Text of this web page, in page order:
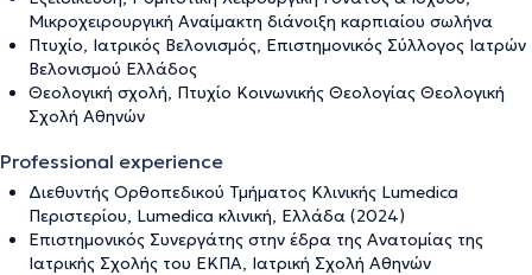
Μικροχειρουργική Αναίμακτη διάνοιξη καρπιαίου σωλήνα
Πτυχίο, Ιατρικός Βελονισμός, Επιστημονικός Σύλλογος Ιατρών
Βελονισμού Ελλάδος
Θεολογική σχολή, Πτυχίο Κοινωνικής Θεολογίας Θεολογική
Σχολή Αθηνών
Professional experience
Διεθυντής Ορθοπεδικού Τμήματος Κλινικής Lumedica
Περιστερίου, Lumedica κλινική, Ελλάδα (2024)
Επιστημονικός Συνεργάτης στην έδρα της Ανατομίας της
Ιατρικής Σχολής του ΕΚΠΑ, Ιατρική Σχολή Αθηνών